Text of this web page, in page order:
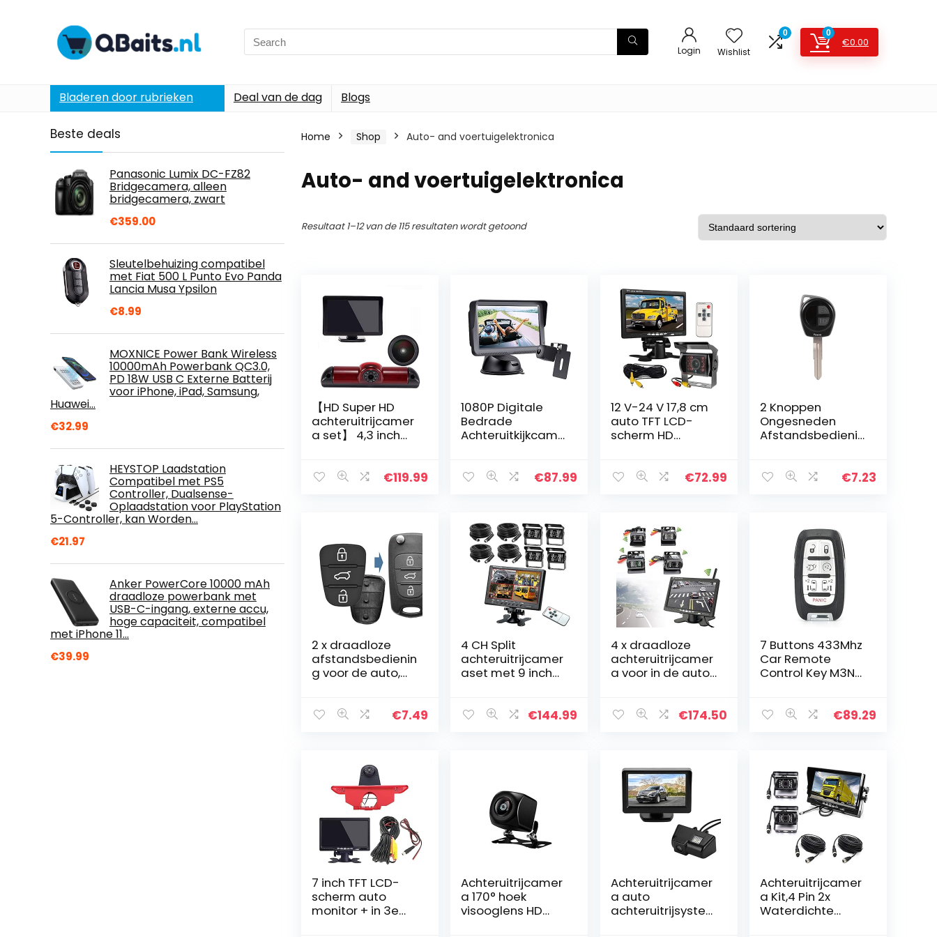
Search
for:
Login Wishlist
0 0
€0.00
Bladeren door rubrieken Deal van de dag Blogs
Beste deals
Panasonic Lumix DC-FZ82
Bridgecamera, alleen
bridgecamera, zwart
€359.00
Sleutelbehuizing compatibel
met Fiat 500 L Punto Evo Panda
Lancia Musa Ypsilon
€8.99
MOXNICE Power Bank Wireless
10000mAh Powerbank QC3.0,
PD 18W USB C Externe Batterij
voor iPhone, iPad, Samsung,
Huawei…
€32.99
HEYSTOP Laadstation
Compatibel met PS5
Controller, Dualsense-
Oplaadstation voor PlayStation
5-Controller, kan Worden…
€21.97
Anker PowerCore 10000 mAh
draadloze powerbank met
USB-C-ingang, externe accu,
hoge capaciteit, compatibel
met iPhone 11…
€39.99
Home Shop Auto- and voertuigelektronica
Auto- and voertuigelektronica
Resultaat 1–12 van de 115 resultaten wordt getoond
【HD Super HD
achteruitrijcamer
a set】 4,3 inch
automonitor +
€119.99
1080P Digitale
Bedrade
Achteruitkijkcame
Hoge Snelheid
€87.99
12 V-24 V 17,8 cm
auto TFT LCD-
scherm HD
hanger 18 leds IR-
€72.99
2 Knoppen
Ongesneden
Afstandsbedienin
Fob Competible
€7.23
2 x draadloze
afstandsbedienin
g voor de auto,
compatibel met
€7.49
4 CH Split
achteruitrijcamer
aset met 9 inch
automatische
€144.99
4 x draadloze
achteruitrijcamer
a voor in de auto,
nachtzichtcamer
€174.50
7 Buttons 433Mhz
Car Remote
Control Key M3N-
Remote Control
€89.29
7 inch TFT LCD-
scherm auto
monitor + in 3e
Achteruitrijcamer
a 170° hoek
visooglens HD
Achteruitrijcamer
a auto
achteruitrijsystee
Achteruitrijcamer
a Kit,4 Pin 2x
Waterdichte